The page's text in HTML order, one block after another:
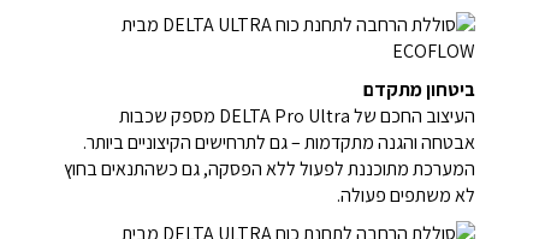
ביטחון מתקדם
העיצוב החכם של DELTA Pro Ultra מספק שכבות
אבטחה והגנה מתקדמות – גם לתרחישים הקיצוניים ביותר.
המערכת מתוכננת לפעול ללא הפסקה, גם כשהתנאים בחוץ
לא משתפים פעולה.